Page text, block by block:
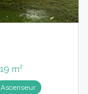
Appartement 1 pièce(s) 28.19 m²
Ascenseur